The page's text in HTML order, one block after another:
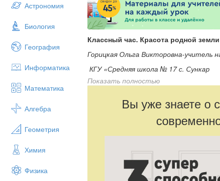
Астрономия
Биология
География
Информатика
Математика
Алгебра
Геометрия
Химия
Физика
Классный час. Красота родной
Горицкая Ольга Викторовна-учитель
КГУ «Средняя школа № 17 с. Сункар
Осакаровского района
формирование представлений
одной из главных ценностей человека.
формировать умение видеть и
Показать полностью
Вы уже знаете о